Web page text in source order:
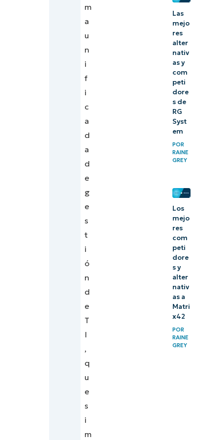
m
a
u
n
i
f
i
c
a
d
a
d
e
g
e
s
t
i
ó
n
d
e
T
I
,
q
u
e
s
i
m
Las
mejo
res
alter
nativ
as y
com
peti
dore
s de
RG
Syst
em
POR
RAINE
GREY
Los
mejo
res
com
peti
dore
s y
alter
nativ
as a
Matri
x42
POR
RAINE
GREY